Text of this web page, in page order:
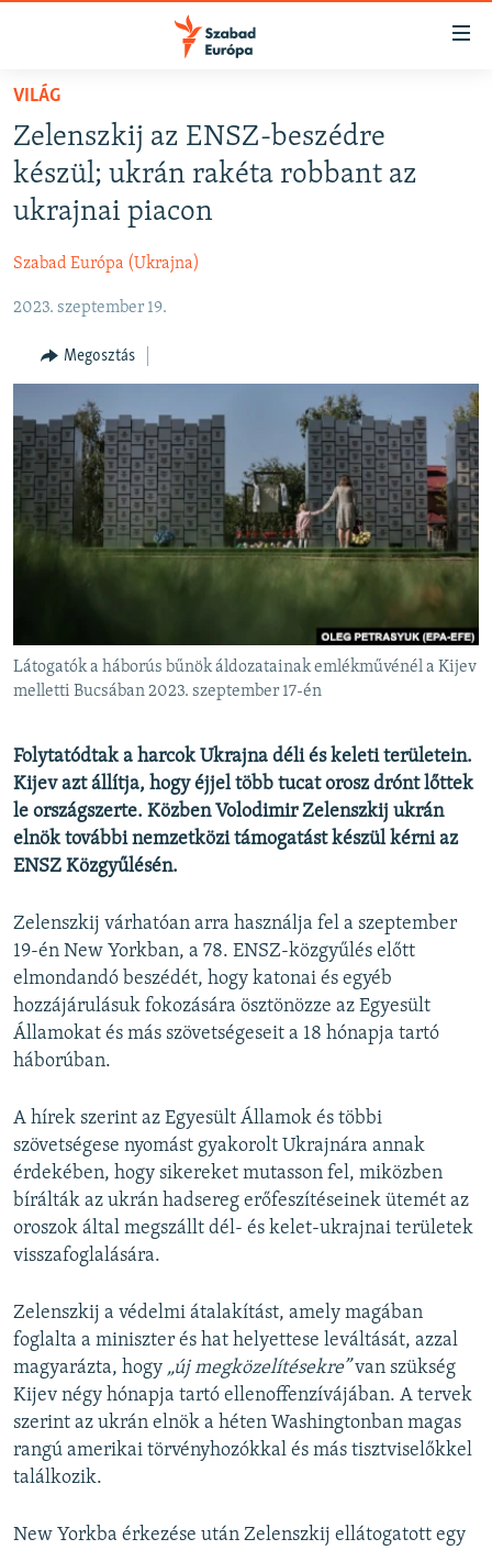
Akadálymentes
Ugrás
fő
oldalra
Ugrás
tartalomjegyzékre
NAPIRENDEN
AKTUÁLIS
PODCASTOK
ELEMZŐ
NER15
SZABADON
DEMOKRÁCIA
A PÉNZ NYOMÁBAN
EURÓPAI UNIÓ
KÖVESSEN MINKET!
Valamennyi RFE/RL weboldal
VILÁG
Zelenszkij az ENSZ-beszédre
készül; ukrán rakéta robbant az
ukrajnai piacon
Szabad Európa (Ukrajna)
2023. szeptember 19.
Megosztás
Látogatók a háborús bűnök áldozatainak emlékművénél a Kijev
melletti Bucsában 2023. szeptember 17-én
Folytatódtak a harcok Ukrajna déli és keleti területein.
Kijev azt állítja, hogy éjjel több tucat orosz drónt lőttek
le országszerte. Közben Volodimir Zelenszkij ukrán
elnök további nemzetközi támogatást készül kérni az
ENSZ Közgyűlésén.
Zelenszkij várhatóan arra használja fel a szeptember
19-én New Yorkban, a 78. ENSZ-közgyűlés előtt
elmondandó beszédét, hogy katonai és egyéb
hozzájárulásuk fokozására ösztönözze az Egyesült
Államokat és más szövetségeseit a 18 hónapja tartó
háborúban.
A hírek szerint az Egyesült Államok és többi
szövetségese nyomást gyakorolt Ukrajnára annak
érdekében, hogy sikereket mutasson fel, miközben
bírálták az ukrán hadsereg erőfeszítéseinek ütemét az
oroszok által megszállt dél- és kelet-ukrajnai területek
visszafoglalására.
Zelenszkij a védelmi átalakítást, amely magában
foglalta a miniszter és hat helyettese leváltását, azzal
magyarázta, hogy „új megközelítésekre”van szükség
Kijev négy hónapja tartó ellenoffenzívájában. A tervek
szerint az ukrán elnök a héten Washingtonban magas
rangú amerikai törvényhozókkal és más tisztviselőkkel
találkozik.
New Yorkba érkezése után Zelenszkij ellátogatott egy
FELIRATKOZÁS
Spotify